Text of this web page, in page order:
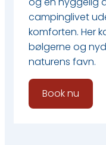
campinglivet
komforten. Her
bølgerne og
naturens favn.
Book nu